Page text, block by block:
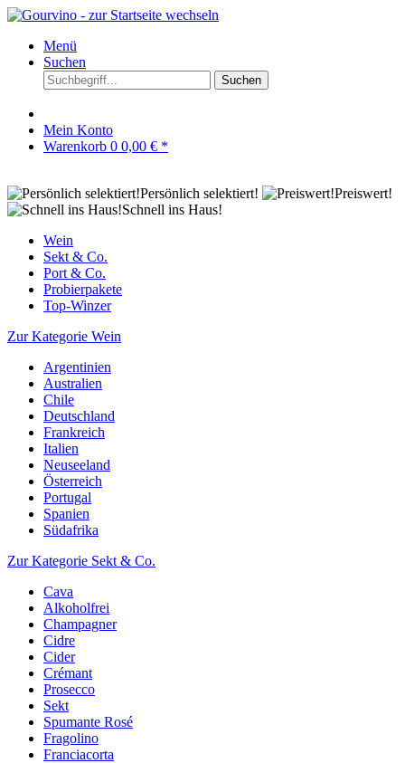
Menü
Suchen
Suchen
Mein Konto
Warenkorb 0 0,00 € *
Persönlich selektiert!
Preiswert!
Schnell ins Haus!
Wein
Sekt & Co.
Port & Co.
Probierpakete
Top-Winzer
Zur Kategorie Wein
Argentinien
Australien
Chile
Deutschland
Frankreich
Italien
Neuseeland
Österreich
Portugal
Spanien
Südafrika
Zur Kategorie Sekt & Co.
Cava
Alkoholfrei
Champagner
Cidre
Cider
Crémant
Prosecco
Sekt
Spumante Rosé
Fragolino
Franciacorta